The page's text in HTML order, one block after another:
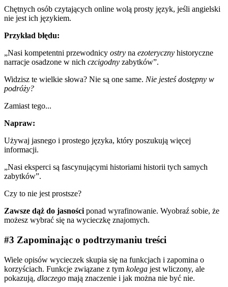
Chętnych osób czytających online wolą prosty język, jeśli angielski
nie jest ich językiem.
Przykład błędu:
„Nasi kompetentni przewodnicy ostry na ezoteryczny historyczne
narracje osadzone w nich czcigodny zabytków”.
Widzisz te wielkie słowa? Nie są one same. Nie jesteś dostępny w
podróży?
Zamiast tego...
Napraw:
Używaj jasnego i prostego języka, który poszukują więcej
informacji.
„Nasi eksperci są fascynującymi historiami historii tych samych
zabytków”.
Czy to nie jest prostsze?
Zawsze dąż do jasności ponad wyrafinowanie. Wyobraź sobie, że
możesz wybrać się na wycieczkę znajomych.
#3 Zapominając o podtrzymaniu treści
Wiele opisów wycieczek skupia się na funkcjach i zapomina o
korzyściach. Funkcje związane z tym kolega jest wliczony, ale
pokazują, dlaczego mają znaczenie i jak można nie być nie.